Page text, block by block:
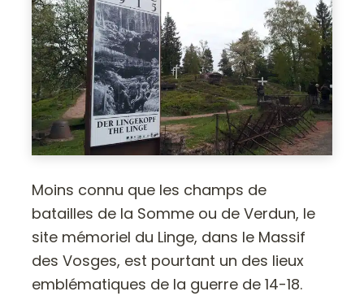
Moins connu que les champs de
batailles de la Somme ou de Verdun, le
site mémoriel du Linge, dans le Massif
des Vosges, est pourtant un des lieux
emblématiques de la guerre de 14-18.